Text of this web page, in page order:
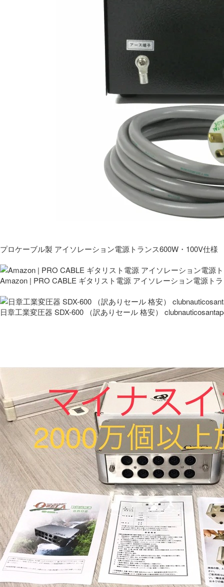
プロケーブル製 アイソレーション電源トランス600W・100V仕様
Amazon | PRO CABLE ギタリスト電源 アイソレーション電源ト
日章工業変圧器 SDX-600 （訳ありセール 格安）